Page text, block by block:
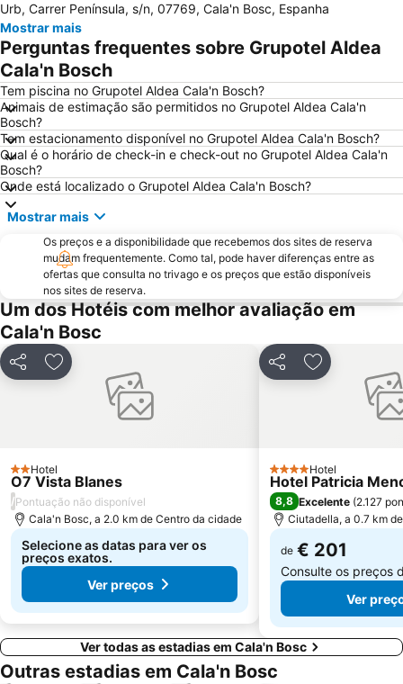
Cala Blanca
Punta Prima
Caleta d'en Gorries - Sa Caleta
Club Náutico Cala Ratjada
Cala en Brut
Cala Binidali
Port de Ciutadella
El Toro - Monte Toro
Na Macaret
Binisafúller
Binibeca
Sa Font de Sa Cala
Menorca Cathedral
Cala des Degollador - Platja Gran
Cala Pregonda
Son Moll
Cala Torta
Urb, Carrer Península, s/n, 07769, Cala'n Bosc, Espanha
Mostrar mais
Perguntas frequentes sobre Grupotel Aldea
Cala'n Bosch
Tem piscina no Grupotel Aldea Cala'n Bosch?
Animais de estimação são permitidos no Grupotel Aldea Cala'n
Bosch?
Tem estacionamento disponível no Grupotel Aldea Cala'n Bosch?
Qual é o horário de check-in e check-out no Grupotel Aldea Cala'n
Bosch?
Onde está localizado o Grupotel Aldea Cala'n Bosch?
Mostrar mais
Os preços e a disponibilidade que recebemos dos sites de reserva
mudam frequentemente. Como tal, pode haver diferenças entre as
ofertas que consulta no trivago e os preços que estão disponíveis
nos sites de reserva.
Um dos Hotéis com melhor avaliação em
Cala'n Bosc
PartilharAdicionar aos favoritos
2 Estrelas
Hotel
O7 Vista Blanes
/Pontuação não disponível
Cala'n Bosc, a 2.0 km de Centro da cidade
Selecione as datas para ver os
preços exatos.
Ver preços
PartilharAdicionar
4 Estrelas
Hotel
Hotel Patricia
8,8 Excelente (2.127
Ciutadella, a 0.7 km
de € 201
Consulte os preços
Ver
Ver todas as estadias em Cala'n Bosc
Outras estadias em Cala'n Bosc